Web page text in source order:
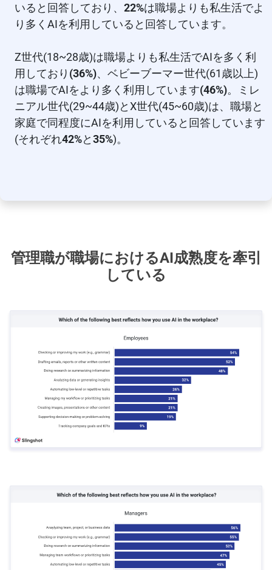
いると回答しており、 22%は職場よりも私生活でよ
り多くAIを利用していると回答しています。
Z世代(18~28歳)は職場よりも私生活でAIを多く利
用しており (36%)、ベビーブーマー世代(61歳以上)
は職場でAIをより多く利用しています(46%)。ミレ
ニアル世代(29~44歳)とX世代(45~60歳)は、職場と
家庭で同程度にAIを利用していると回答しています
(それぞれ42%と35%)。
管理職が職場におけるAI成熟度を牽引
している